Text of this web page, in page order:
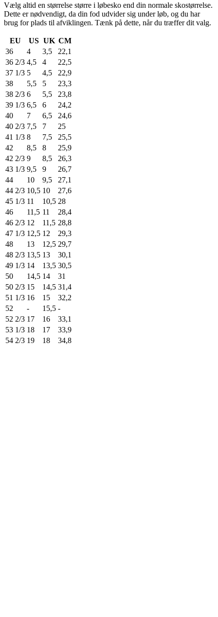
Vælg altid en størrelse større i løbesko end din normale skostørrelse.
Dette er nødvendigt, da din fod udvider sig under løb, og du har
brug for plads til afviklingen. Tænk på dette, når du træffer dit valg.
EU US UK CM
36
4 3,5
22,1
36 2/3 4,5 4
22,5
37 1/3 5 4,5
22,9
38
5,5 5
23,3
38 2/3 6 5,5
23,8
39 1/3 6,5 6
24,2
40
7 6,5
24,6
40 2/3 7,5 7
25
41 1/3 8 7,5
25,5
42
8,5 8
25,9
42 2/3 9 8,5
26,3
43 1/3 9,5 9
26,7
44
10 9,5
27,1
44 2/3 10,5 10
27,6
45 1/3 11 10,5 28
46
11,5 11
28,4
46 2/3 12 11,5 28,8
47 1/3 12,5 12
29,3
48
13 12,5 29,7
48 2/3 13,5 13
30,1
49 1/3 14 13,5 30,5
50
14,5 14
31
50 2/3 15 14,5 31,4
51 1/3 16 15
32,2
52
- 15,5 -
52 2/3 17 16
33,1
53 1/3 18 17
33,9
54 2/3 19 18 34,8